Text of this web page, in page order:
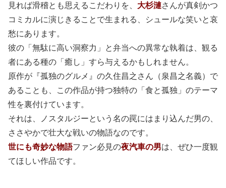
見れば滑稽とも思えるこだわりを、 大杉漣さんが真剣かつ
コミカルに演じきることで生まれる、シュールな笑いと哀
愁にあります。
彼の「無駄に高い洞察力」と弁当への異常な執着は、観る
者にある種の「癒し」すら与えるかもしれません。
原作が『孤独のグルメ』の久住昌之さん（泉昌之名義）で
あることも、この作品が持つ独特の「食と孤独」のテーマ
性を裏付けています。
それは、ノスタルジーという名の罠にはまり込んだ男の、
ささやかで壮大な戦いの物語なのです。
世にも奇妙な物語ファン必見の夜汽車の男は、ぜひ一度観
てほしい作品です。